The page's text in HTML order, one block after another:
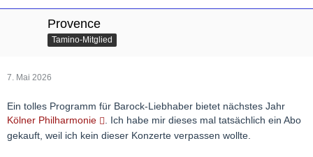
Provence
Tamino-Mitglied
7. Mai 2026
Ein tolles Programm für Barock-Liebhaber bietet nächstes Jahr
Kölner Philharmonie
. Ich habe mir dieses mal tatsächlich ein Abo
gekauft, weil ich kein dieser Konzerte verpassen wollte.